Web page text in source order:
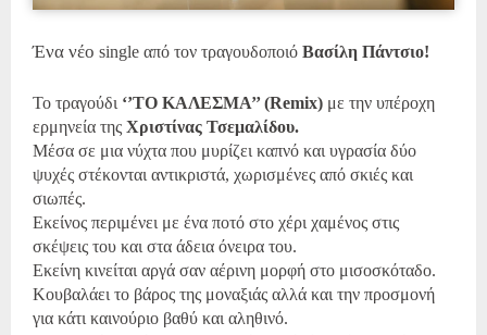
Ένα νέο single από τον τραγουδοποιό Βασίλη Πάντσιο!
Το τραγούδι ‘’ΤΟ ΚΑΛΕΣΜΑ’’ (Remix) με την υπέροχη
ερμηνεία της Χριστίνας Τσεμαλίδου.
Μέσα σε μια νύχτα που μυρίζει καπνό και υγρασία δύο
ψυχές στέκονται αντικριστά, χωρισμένες από σκιές και
σιωπές.
Εκείνος περιμένει με ένα ποτό στο χέρι χαμένος στις
σκέψεις του και στα άδεια όνειρα του.
Εκείνη κινείται αργά σαν αέρινη μορφή στο μισοσκόταδο.
Κουβαλάει το βάρος της μοναξιάς αλλά και την προσμονή
για κάτι καινούριο βαθύ και αληθινό.